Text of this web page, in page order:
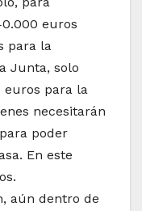
euros
para la
Junta, solo
euros para la
necesitarán
poder
En este
aún dentro de